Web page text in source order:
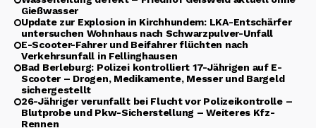
Gießwasser
Update zur Explosion in Kirchhundem: LKA-Entschärfer
untersuchen Wohnhaus nach Schwarzpulver-Unfall
E-Scooter-Fahrer und Beifahrer flüchten nach
Verkehrsunfall in Fellinghausen
Bad Berleburg: Polizei kontrolliert 17-Jährigen auf E-
Scooter – Drogen, Medikamente, Messer und Bargeld
sichergestellt
26-Jähriger verunfallt bei Flucht vor Polizeikontrolle –
Blutprobe und Pkw-Sicherstellung – Weiteres Kfz-
Rennen